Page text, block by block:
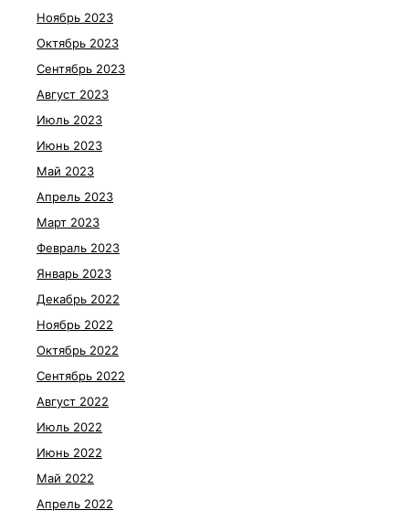
Ноябрь 2023
Октябрь 2023
Сентябрь 2023
Август 2023
Июль 2023
Июнь 2023
Май 2023
Апрель 2023
Март 2023
Февраль 2023
Январь 2023
Декабрь 2022
Ноябрь 2022
Октябрь 2022
Сентябрь 2022
Август 2022
Июль 2022
Июнь 2022
Май 2022
Апрель 2022